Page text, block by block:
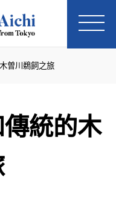
曽川鵜飼之旅
統的木